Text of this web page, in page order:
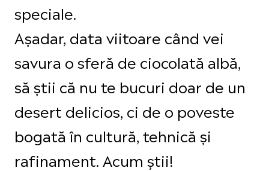
speciale.
Așadar, data viitoare când vei
savura o sferă de ciocolată albă,
să știi că nu te bucuri doar de un
desert delicios, ci de o poveste
bogată în cultură, tehnică și
rafinament. Acum știi!